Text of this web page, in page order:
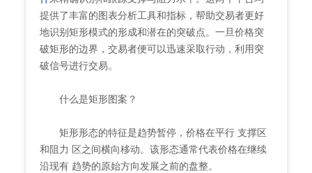
提供了丰富的图表分析工具和指标，帮助交易者更好
地识别矩形模式的形成和潜在的突破点。一旦价格突
破矩形的边界，交易者便可以迅速采取行动，利用突
破信号进行交易。
什么是矩形图案？
矩形形态的特征是趋势暂停，价格在平行 支撑区
和阻力 区之间横向移动。该形态通常代表价格在继续
沿现有 趋势的原始方向发展之前的盘整。